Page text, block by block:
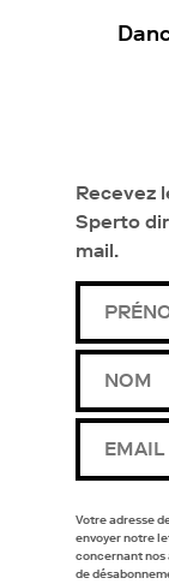
Recevez
Sperto
mail.
Votre adresse
envoyer notre
concernant nos
de